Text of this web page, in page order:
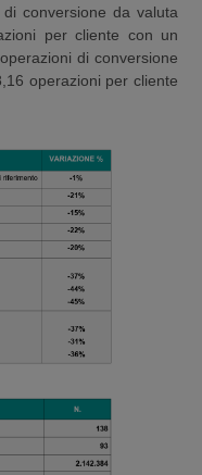
conversione da valuta
per cliente con un
di conversione
operazioni per cliente